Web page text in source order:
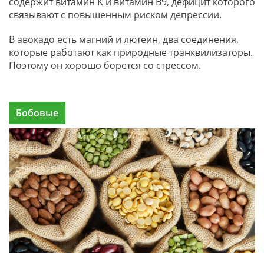
связывают с повышенным риском депрессии.
В авокадо есть магний и лютеин, два соединения,
которые работают как природные транквилизаторы.
Поэтому он хорошо борется со стрессом.
Бобовые